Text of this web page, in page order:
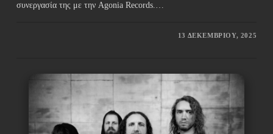
συνεργασία της με την Agonia Records.…
13 ΔΕΚΕΜΒΡΊΟΥ, 2025